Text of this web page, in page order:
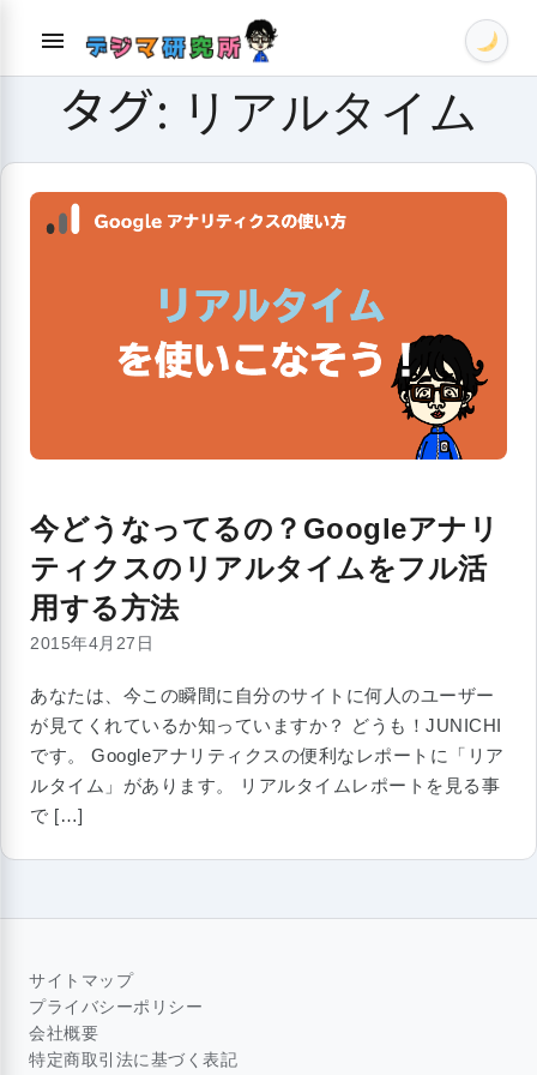
menu
タグ: リアルタイム
今どうなってるの？Googleアナリ
ティクスのリアルタイムをフル活
用する方法
2015年4月27日
あなたは、今この瞬間に自分のサイトに何人のユーザー
が見てくれているか知っていますか？ どうも！JUNICHI
です。 Googleアナリティクスの便利なレポートに「リア
ルタイム」があります。 リアルタイムレポートを見る事
で […]
サイトマップ
プライバシーポリシー
会社概要
特定商取引法に基づく表記